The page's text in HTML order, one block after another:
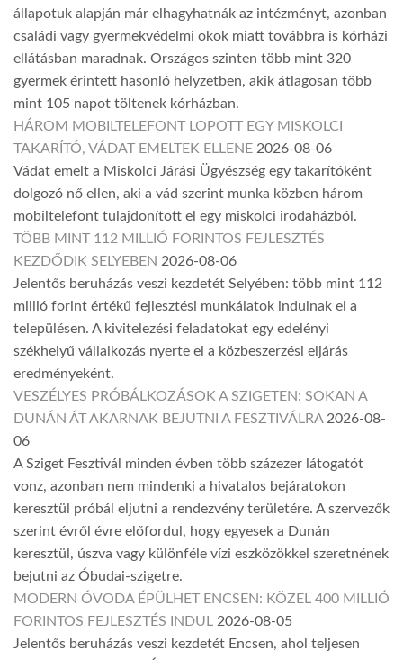
állapotuk alapján már elhagyhatnák az intézményt, azonban
családi vagy gyermekvédelmi okok miatt továbbra is kórházi
ellátásban maradnak. Országos szinten több mint 320
gyermek érintett hasonló helyzetben, akik átlagosan több
mint 105 napot töltenek kórházban.
HÁROM MOBILTELEFONT LOPOTT EGY MISKOLCI
TAKARÍTÓ, VÁDAT EMELTEK ELLENE 2026-08-06
Vádat emelt a Miskolci Járási Ügyészség egy takarítóként
dolgozó nő ellen, aki a vád szerint munka közben három
mobiltelefont tulajdonított el egy miskolci irodaházból.
TÖBB MINT 112 MILLIÓ FORINTOS FEJLESZTÉS
KEZDŐDIK SELYEBEN 2026-08-06
Jelentős beruházás veszi kezdetét Selyében: több mint 112
millió forint értékű fejlesztési munkálatok indulnak el a
településen. A kivitelezési feladatokat egy edelényi
székhelyű vállalkozás nyerte el a közbeszerzési eljárás
eredményeként.
VESZÉLYES PRÓBÁLKOZÁSOK A SZIGETEN: SOKAN A
DUNÁN ÁT AKARNAK BEJUTNI A FESZTIVÁLRA 2026-08-
06
A Sziget Fesztivál minden évben több százezer látogatót
vonz, azonban nem mindenki a hivatalos bejáratokon
keresztül próbál eljutni a rendezvény területére. A szervezők
szerint évről évre előfordul, hogy egyesek a Dunán
keresztül, úszva vagy különféle vízi eszközökkel szeretnének
bejutni az Óbudai-szigetre.
MODERN ÓVODA ÉPÜLHET ENCSEN: KÖZEL 400 MILLIÓ
FORINTOS FEJLESZTÉS INDUL 2026-08-05
Jelentős beruházás veszi kezdetét Encsen, ahol teljesen